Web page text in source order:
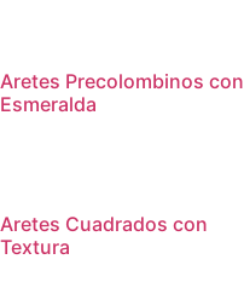
Aretes Precolombinos con
Esmeralda
Aretes Cuadrados con
Textura